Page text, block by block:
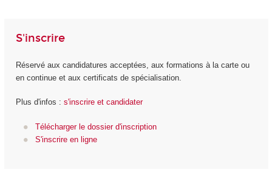
S'inscrire
Réservé aux candidatures acceptées, aux formations à la carte ou
en continue et aux certificats de spécialisation.
Plus d'infos : s'inscrire et candidater
Télécharger le dossier d'inscription
S'inscrire en ligne